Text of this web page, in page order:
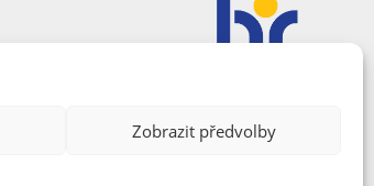
Zobrazit předvolby